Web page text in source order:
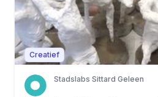
Creatief
Stadslabs Sittard Geleen